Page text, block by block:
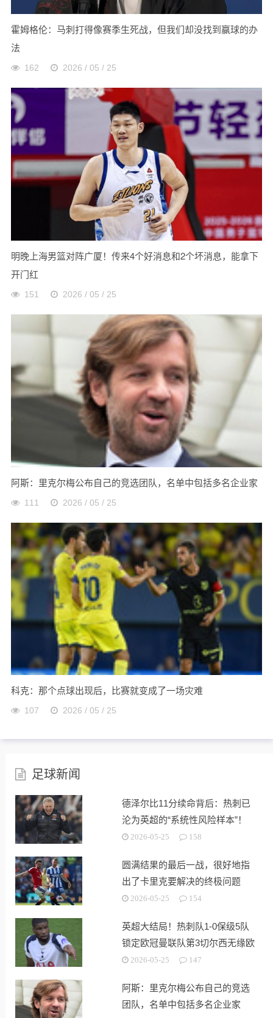
霍姆格伦：马刺打得像赛季生死战，但我们却没找到赢球的办
法
162 2026 / 05 / 25
明晚上海男篮对阵广厦！传来4个好消息和2个坏消息，能拿下
开门红
151 2026 / 05 / 25
阿斯：里克尔梅公布自己的竞选团队，名单中包括多名企业家
111 2026 / 05 / 25
科克：那个点球出现后，比赛就变成了一场灾难
107 2026 / 05 / 25
足球新闻
德泽尔比11分续命背后：热刺已
沦为英超的“系统性风险样本”！
2026-05-25 158
圆满结果的最后一战，很好地指
出了卡里克要解决的终极问题
2026-05-25 154
英超大结局！热刺队1-0保级5队
锁定欧冠曼联队第3切尔西无缘欧
战2026-05-25 147
阿斯：里克尔梅公布自己的竞选
团队，名单中包括多名企业家